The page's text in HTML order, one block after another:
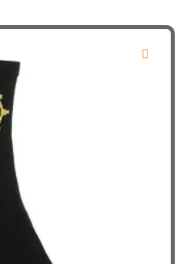
meerdere
Deze
optie
kan
gekozen
worden
op
productpagina